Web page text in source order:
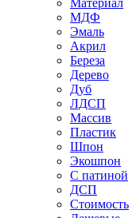
Материал
МДФ
Эмаль
Акрил
Береза
Дерево
Дуб
ЛДСП
Массив
Пластик
Шпон
Экошпон
С патиной
ДСП
Стоимость